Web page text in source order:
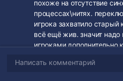
похоже на отсутствие
процессах\нитях.
игрока захватило старый
всё ещё жив. значит
игроками дополнительно
Написать комментарий